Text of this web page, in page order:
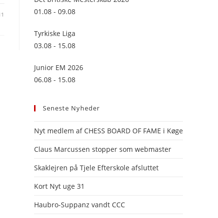
01.08 - 09.08
Tyrkiske Liga
03.08 - 15.08
Junior EM 2026
06.08 - 15.08
Seneste Nyheder
Nyt medlem af CHESS BOARD OF FAME i Køge
Claus Marcussen stopper som webmaster
Skaklejren på Tjele Efterskole afsluttet
Kort Nyt uge 31
Haubro-Suppanz vandt CCC